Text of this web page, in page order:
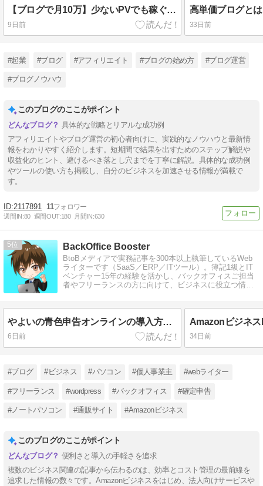
【ブログで月10万】少ないPVでも稼ぐ！初心者向け高単価ブログ戦略3ステップ
9日前 33日前
#起業 #ブログ #アフィリエイト #ブログの始め方 #ブログ運営
#ブログノウハウ
このブログのここがポイント
具体的な戦略とリアルな成功例
アフィリエイトやブログ運営の初心者向けに、実践的なノウハウと最新情
報をわかりやすく紹介します。短期間で結果を出すためのステップ解説や
収益化のヒント、避けるべき落とし穴までを丁寧に解説。具体的な成功例
やツールの使い方も掲載し、自分のビジネスを加速させる情報が満載で
す。
2117891 11
週間IN:80 週間OUT:180 月間IN:630
5 BackOffice Booster
BtoBメディアで実務記事を300本以上執筆しているWeb
ライターです（SaaS／ERP／ITツール）。簿記1級とIT
ベンチャー15年の経験を活かし、バックオフィスご担当
者やフリーランスの方に向けて、ビジネスに役立つ情報
やよいの青色申告オンラインの導入方法と使い方、プラン変更まで解説
6日前 34日前
#ブログ #ビジネス #パソコン #個人事業主 #webライター
#フリーランス #wordpress #バックオフィス #確定申告
#ノートパソコン #通販サイト #Amazonビジネス
このブログのここがポイント
便利さと導入の手軽さを追求
複数のビジネス関連の記事から伝わるのは、効率とコスト管理の最前線を
追求した情報の数々です。Amazonビジネスをはじめ、法人向けサービスや